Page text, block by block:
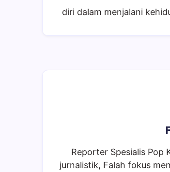
diri dalam menjalani
Reporter Spesialis Pop
jurnalistik, Falah fokus